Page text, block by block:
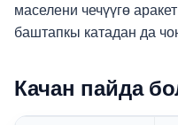
маселени чечүүгө
баштапкы катадан да
Качан пайда